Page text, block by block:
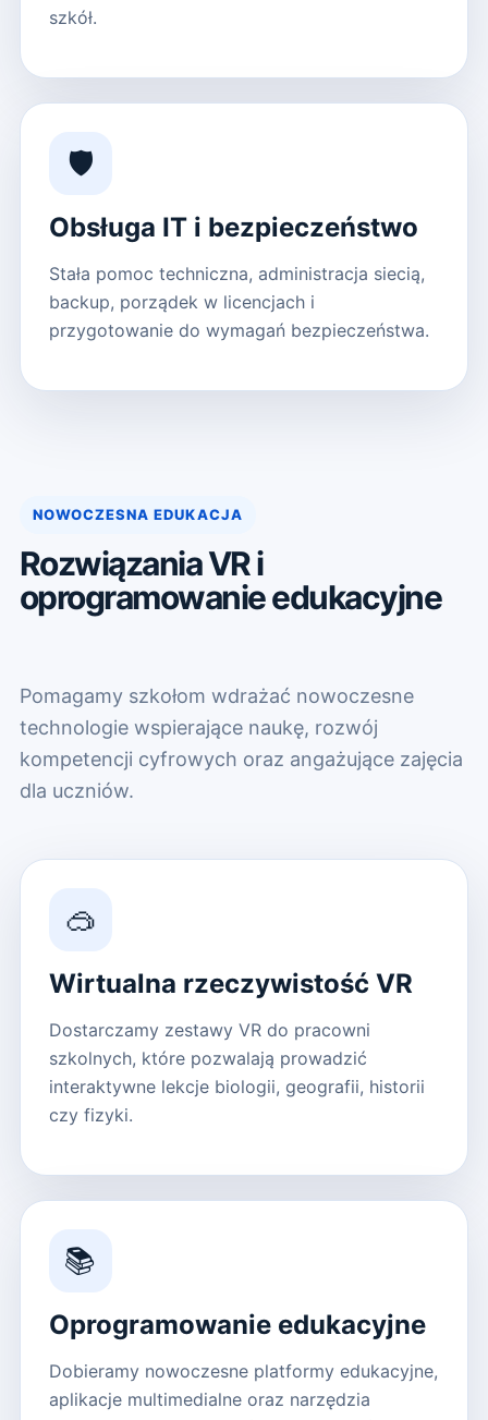
szkół.
🛡️
Obsługa IT i bezpieczeństwo
Stała pomoc techniczna, administracja siecią,
backup, porządek w licencjach i
przygotowanie do wymagań bezpieczeństwa.
NOWOCZESNA EDUKACJA
Rozwiązania VR i
oprogramowanie edukacyjne
Pomagamy szkołom wdrażać nowoczesne
technologie wspierające naukę, rozwój
kompetencji cyfrowych oraz angażujące zajęcia
dla uczniów.
🥽
Wirtualna rzeczywistość VR
Dostarczamy zestawy VR do pracowni
szkolnych, które pozwalają prowadzić
interaktywne lekcje biologii, geografii, historii
czy fizyki.
📚
Oprogramowanie edukacyjne
Dobieramy nowoczesne platformy edukacyjne,
aplikacje multimedialne oraz narzędzia